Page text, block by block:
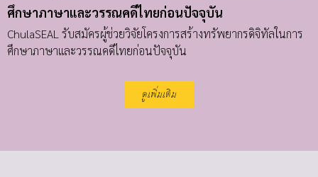
ศึกษาภาษาและวรรณคดีไทยก่อนปัจจุบัน
ChulaSEAL รับสมัครผู้ช่วยวิจัยโครงการสร้างทรัพยากรดิจิทัลในการ
ศึกษาภาษาและวรรณคดีไทยก่อนปัจจุบัน
ดูเพิ่มเติม